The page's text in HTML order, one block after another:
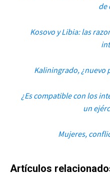
de
Kosovo y Libia: las
Kaliningrado, ¿nuevo
¿Es compatible con los
un
Mujeres,
Artículos